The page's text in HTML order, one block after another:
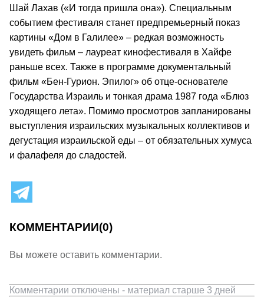
Шай Лахав («И тогда пришла она»). Специальным
событием фестиваля станет предпремьерный показ
картины «Дом в Галилее» – редкая возможность
увидеть фильм – лауреат кинофестиваля в Хайфе
раньше всех. Также в программе документальный
фильм «Бен-Гурион. Эпилог» об отце-основателе
Государства Израиль и тонкая драма 1987 года «Блюз
уходящего лета». Помимо просмотров запланированы
выступления израильских музыкальных коллективов и
дегустация израильской еды – от обязательных хумуса
и фалафеля до сладостей.
КОММЕНТАРИИ(0)
Вы можете оставить комментарии.
Комментарии отключены - материал старше 3 дней